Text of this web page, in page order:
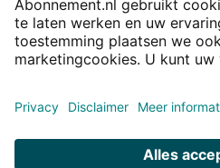
Thuisstudie.nl
Privacy Privacy-instellingen